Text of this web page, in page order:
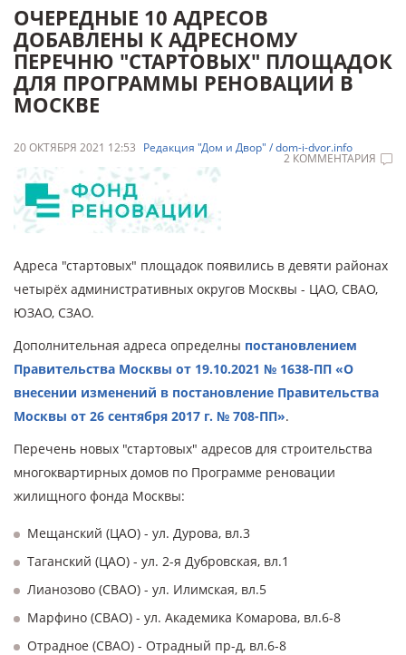
ОЧЕРЕДНЫЕ 10 АДРЕСОВ
ДОБАВЛЕНЫ К АДРЕСНОМУ
ПЕРЕЧНЮ "СТАРТОВЫХ" ПЛОЩАДОК
ДЛЯ ПРОГРАММЫ РЕНОВАЦИИ В
МОСКВЕ
20 ОКТЯБРЯ 2021 12:53 Редакция "Дом и Двор" / dom-i-dvor.info
2 КОММЕНТАРИЯ
Адреса "стартовых" площадок появились в девяти районах
четырёх административных округов Москвы - ЦАО, СВАО,
ЮЗАО, СЗАО.
Дополнительная адреса определны постановлением
Правительства Москвы от 19.10.2021 № 1638-ПП «О
внесении изменений в постановление Правительства
Москвы от 26 сентября 2017 г. № 708-ПП».
Перечень новых "стартовых" адресов для строительства
многоквартирных домов по Программе реновации
жилищного фонда Москвы:
Мещанский (ЦАО) - ул. Дурова, вл.3
Таганский (ЦАО) - ул. 2-я Дубровская, вл.1
Лианозово (СВАО) - ул. Илимская, вл.5
Марфино (СВАО) - ул. Академика Комарова, вл.6-8
Отрадное (СВАО) - Отрадный пр-д, вл.6-8